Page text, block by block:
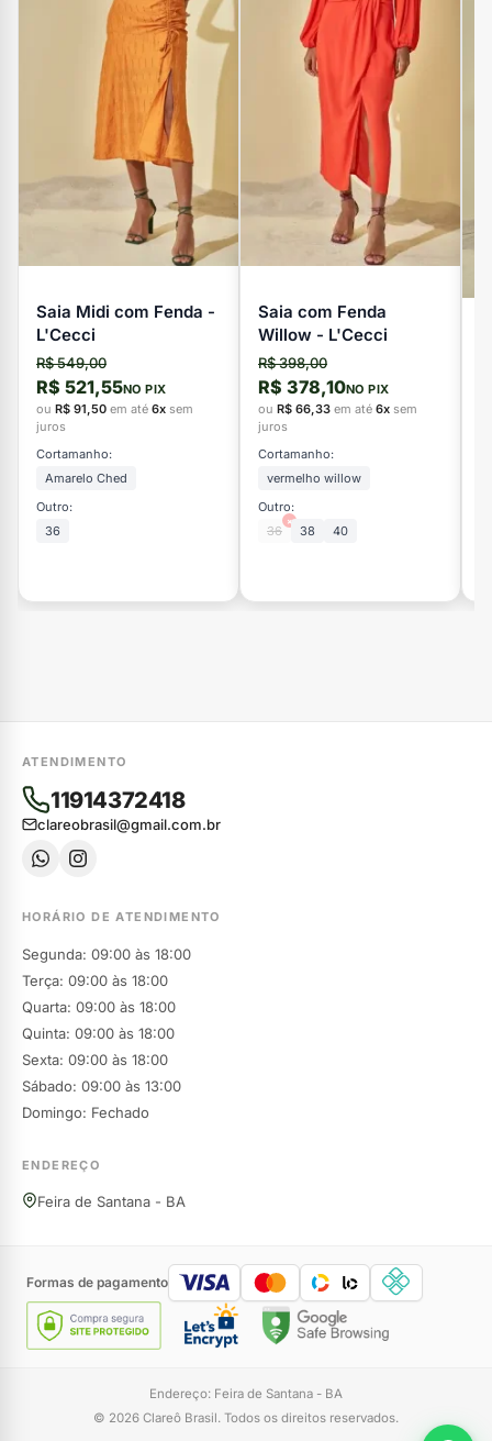
Saia Midi com Fenda -
L'Cecci
R$ 549,00
R$ 521,55NO PIX
ou R$ 91,50 em até 6x sem
juros
Cortamanho:
Amarelo Ched
Outro:
36
Saia com Fenda
Willow - L'Cecci
R$ 398,00
R$ 378,10NO PIX
ou R$ 66,33 em até 6x sem
juros
Cortamanho:
vermelho willow
Outro:
36
×
38 40
ATENDIMENTO
11914372418
clareobrasil@gmail.com.br
HORÁRIO DE ATENDIMENTO
Segunda: 09:00 às 18:00
Terça: 09:00 às 18:00
Quarta: 09:00 às 18:00
Quinta: 09:00 às 18:00
Sexta: 09:00 às 18:00
Sábado: 09:00 às 13:00
Domingo: Fechado
ENDEREÇO
Feira de Santana - BA
Formas de pagamento
Endereço: Feira de Santana - BA
© 2026 Clareô Brasil. Todos os direitos reservados.